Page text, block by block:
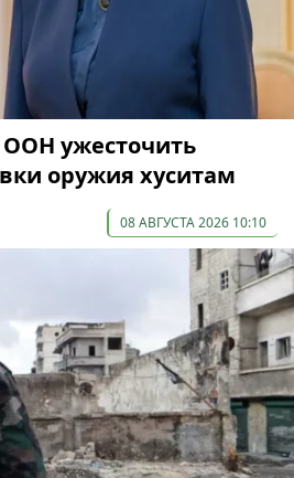
ужесточить
оружия хуситам
08 АВГУСТА 2026 10:10